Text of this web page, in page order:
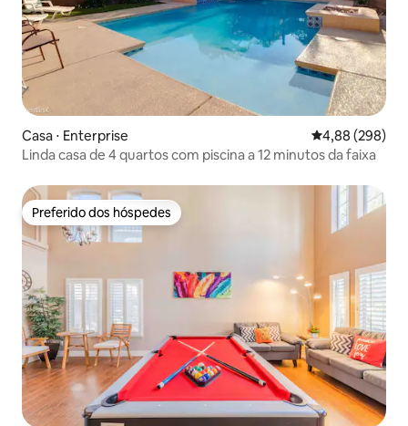
Casa ⋅ Enterprise 4,88 de uma
4,88 (298)
Linda casa de 4 quartos com piscina a 12 minutos da faixa
Preferido dos hóspedes
Preferido dos hóspedes